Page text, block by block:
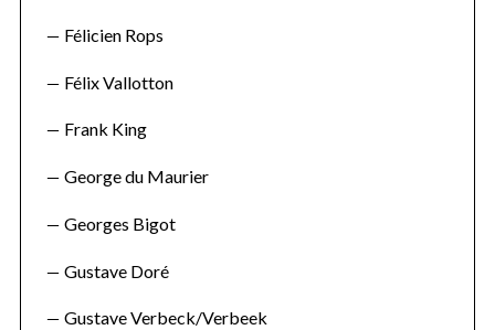
Félicien Rops
Félix Vallotton
Frank King
George du Maurier
Georges Bigot
Gustave Doré
Gustave Verbeck/Verbeek